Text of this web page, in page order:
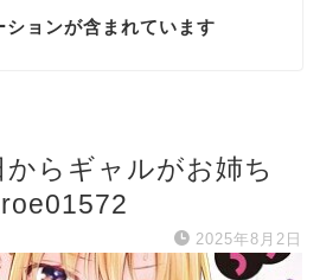
ョンが含まれています
からギャルがお姉ち
2025年8月2日